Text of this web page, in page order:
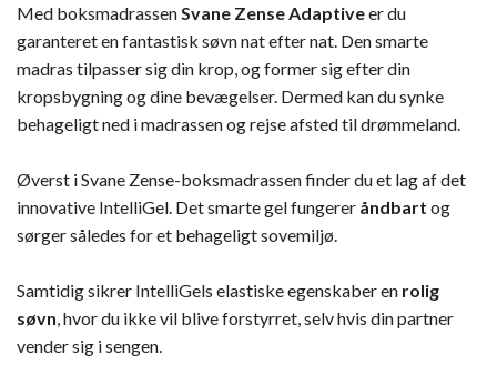
Med boksmadrassenSvane Zense Adaptiveer du
garanteret en fantastisk søvn nat efter nat. Den smarte
madras tilpasser sig din krop, og former sig efter din
kropsbygning og dine bevægelser. Dermed kan du synke
behageligt ned i madrassen og rejse afsted til drømmeland.
Øverst i Svane Zense-boksmadrassen finder du et lag af det
innovative IntelliGel. Det smarte gel fungerer åndbart og
sørger således for et behageligt sovemiljø.
Samtidig sikrer IntelliGels elastiske egenskaber en rolig
søvn, hvor du ikke vil blive forstyrret, selv hvis din partner
vender sig i sengen.